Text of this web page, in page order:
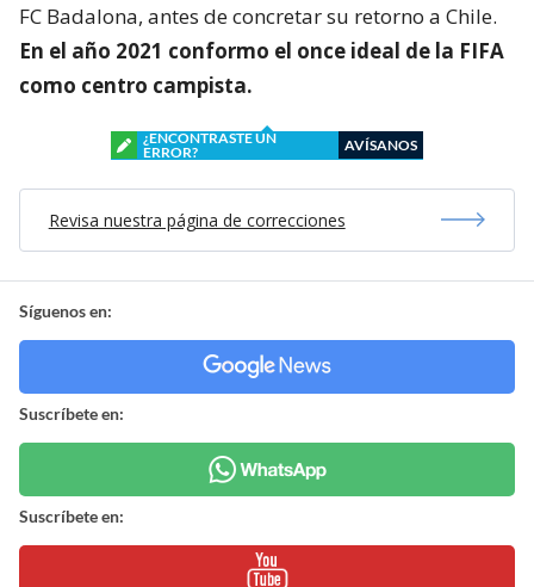
FC Badalona, antes de concretar su retorno a Chile.
En el año 2021 conformo el once ideal de la FIFA
como centro campista.
¿ENCONTRASTE UN
ERROR?
AVÍSANOS
Revisa nuestra página de correcciones
Síguenos en:
Suscríbete en:
Suscríbete en: